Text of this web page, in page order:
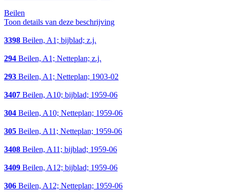
Beilen
Toon details van deze beschrijving
3398 Beilen, A1; bijblad; z.j.
294 Beilen, A1; Netteplan; z.j.
293 Beilen, A1; Netteplan; 1903-02
3407 Beilen, A10; bijblad; 1959-06
304 Beilen, A10; Netteplan; 1959-06
305 Beilen, A11; Netteplan; 1959-06
3408 Beilen, A11; bijblad; 1959-06
3409 Beilen, A12; bijblad; 1959-06
306 Beilen, A12; Netteplan; 1959-06